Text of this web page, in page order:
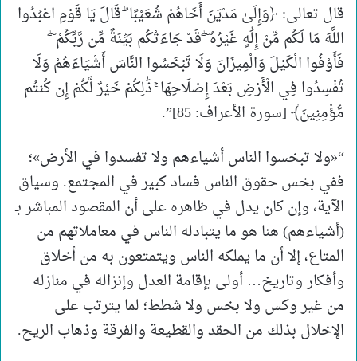
قال تعالى: ﴿وَإِلَىٰ مَدْيَنَ أَخَاهُمْ شُعَيْبًا ۗ قَالَ يَا قَوْمِ اعْبُدُوا
اللَّهَ مَا لَكُم مِّنْ إِلَٰهٍ غَيْرُهُ ۖ قَدْ جَاءَتْكُم بَيِّنَةٌ مِّن رَّبِّكُمْ ۖ
فَأَوْفُوا الْكَيْلَ وَالْمِيزَانَ وَلَا تَبْخَسُوا النَّاسَ أَشْيَاءَهُمْ وَلَا
تُفْسِدُوا فِي الْأَرْضِ بَعْدَ إِصْلَاحِهَا ۚ ذَٰلِكُمْ خَيْرٌ لَّكُمْ إِن كُنتُم
مُّؤْمِنِينَ﴾ [سورة الأعراف: 85]”.
“«ولا تبخسوا الناس أشياءهم ولا تفسدوا في الأرض»؛
ففي بخس حقوق الناس فساد كبير في المجتمع. وسياق
الآية، وإن كان يدل في ظاهره على أن المقصود المباشر بـ
(أشياءهم) هنا هو ما يتبادله الناس في معاملاتهم من
المتاع، إلا أن ما يملكه الناس ويتمتعون به من أخلاق
وأفكار وتاريخ… أولى بإقامة العدل وإنزاله في منازله
من غير وكس ولا بخس ولا شطط؛ لما يترتب على
الإخلال بذلك من الحقد والقطيعة والفرقة وذهاب الريح.